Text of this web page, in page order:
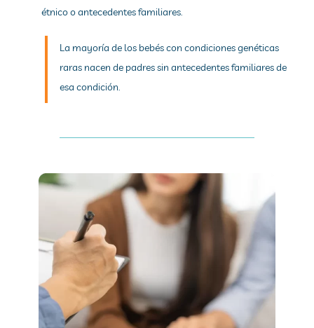
étnico o antecedentes familiares.
La mayoría de los bebés con condiciones genéticas
raras nacen de padres sin antecedentes familiares de
esa condición.